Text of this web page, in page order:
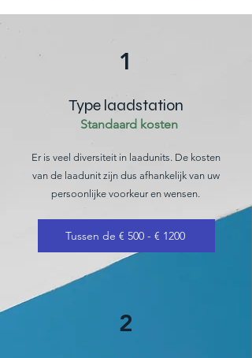
1
Type laadstation
Standaard kosten
Er is veel diversiteit in laadunits. De kosten
van de laadunit zijn dus afhankelijk van uw
persoonlijke voorkeur en wensen.
Tussen de € 500 - € 1200
2